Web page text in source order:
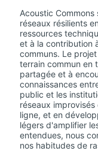
Acoustic
réseaux résilients
ressources
et à la contribution
communs. Le
terrain commun en
partagée et à
connaissances
public et les
réseaux
ligne, et en
légers d'amplifier
entendues, nous
nos habitudes de